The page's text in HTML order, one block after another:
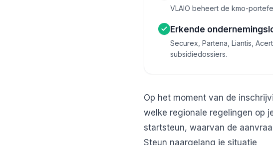
VLAIO beheert de kmo-
Erkende
Securex, Partena, Liantis,
subsidiedossiers.
Op het moment van de
welke regionale regelingen op
startsteun, waarvan de
Steun naargelang je situatie